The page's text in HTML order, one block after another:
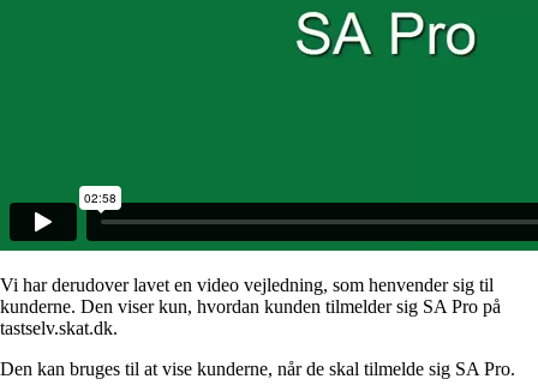
Vi har derudover lavet en video vejledning, som henvender sig til
kunderne. Den viser kun, hvordan kunden tilmelder sig SA Pro på
tastselv.skat.dk.
Den kan bruges til at vise kunderne, når de skal tilmelde sig SA Pro.